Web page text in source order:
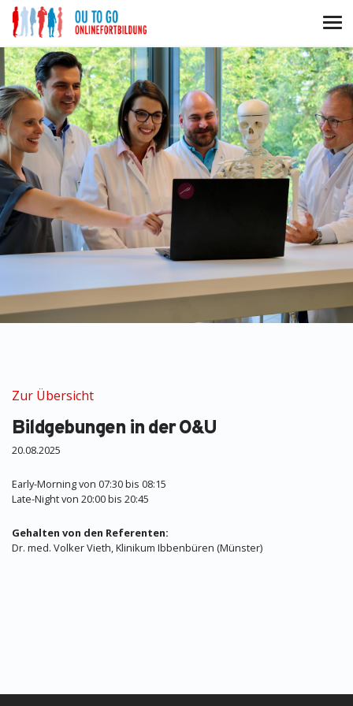
Zur Übersicht
Bildgebungen in der O&U
20.08.2025
Early-Morning von 07:30 bis 08:15
Late-Night von 20:00 bis 20:45
Gehalten von den Referenten:
Dr. med. Volker Vieth, Klinikum Ibbenbüren (Münster)